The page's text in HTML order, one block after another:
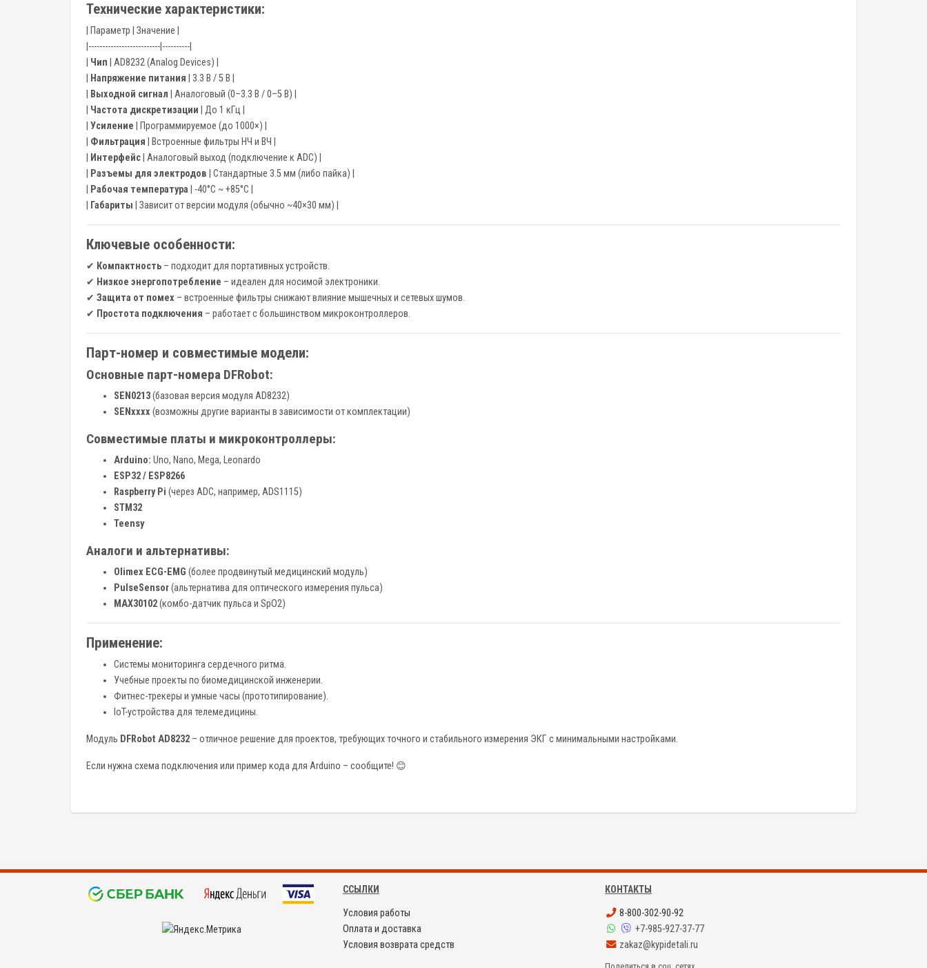
Технические характеристики:
| Параметр | Значение |
|--------------------------|----------|
Чип | AD8232 (Analog Devices) |
Напряжение питания | 3.3 В / 5 В |
Выходной сигнал | Аналоговый (0–3.3 В / 0–5 В) |
Частота дискретизации | До 1 кГц |
Усиление | Программируемое (до 1000×) |
Фильтрация | Встроенные фильтры НЧ и ВЧ |
Интерфейс | Аналоговый выход (подключение к ADC) |
Разъемы для электродов | Стандартные 3.5 мм (либо пайка) |
Рабочая температура | -40°C ~ +85°C |
Габариты | Зависит от версии модуля (обычно ~40×30 мм) |
Ключевые особенности:
✔ Компактность – подходит для портативных устройств.
✔ Низкое энергопотребление – идеален для носимой электроники.
✔ Защита от помех – встроенные фильтры снижают влияние мышечных и сетевых шумов.
✔ Простота подключения – работает с большинством микроконтроллеров.
Парт-номер и совместимые модели:
Основные парт-номера DFRobot:
SEN0213(базовая версия модуля AD8232)
SENxxxx (возможны другие варианты в зависимости от комплектации)
Совместимые платы и микроконтроллеры:
Arduino: Uno, Nano, Mega, Leonardo
ESP32 / ESP8266
Raspberry Pi (через ADC, например, ADS1115)
STM32
Teensy
Аналоги и альтернативы:
Olimex ECG-EMG (более продвинутый медицинский модуль)
PulseSensor(альтернатива для оптического измерения пульса)
MAX30102(комбо-датчик пульса и SpO2)
Применение:
Системы мониторинга сердечного ритма.
Учебные проекты по биомедицинской инженерии.
Фитнес-трекеры и умные часы (прототипирование).
IoT-устройства для телемедицины.
Модуль DFRobot AD8232 – отличное решение для проектов, требующих точного и стабильного измерения ЭКГ с минимальными настройками.
Если нужна схема подключения или пример кода для Arduino – сообщите! 😊
ССЫЛКИ
Условия работы
Оплата и доставка
Условия возврата средств
КОНТАКТЫ
8-800-302-90-92
+7-985-927-37-77
zakaz@kypidetali.ru